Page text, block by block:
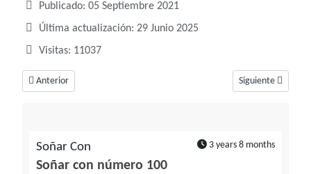
Publicado: 05 Septiembre 2021
Última actualización: 29 Junio 2025
Visitas: 11037
Artículo anterior: Soñar con el número 10, un número de perfección y
Anterior Artículo siguiente:
Siguiente
Soñar Con 3 years 8 months
Soñar con número 100